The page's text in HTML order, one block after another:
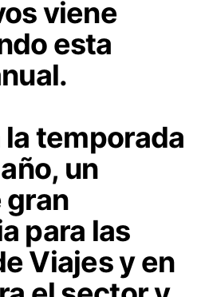
viene
esta
la temporada
un
gran
para las
Viajes y en